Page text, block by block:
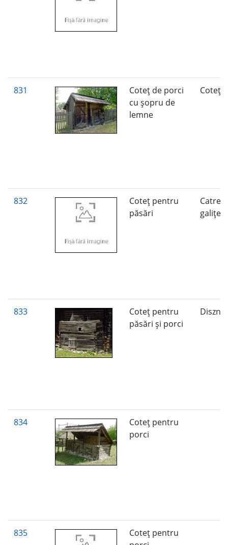
831
Coteţ de porci
cu şopru de
lemne
Coteţ
832
Coteţ pentru
păsări
Catreţ
galiţe
833
Coteţ pentru
păsări şi porci
834
Coteţ pentru
porci
835
Coteţ pentru